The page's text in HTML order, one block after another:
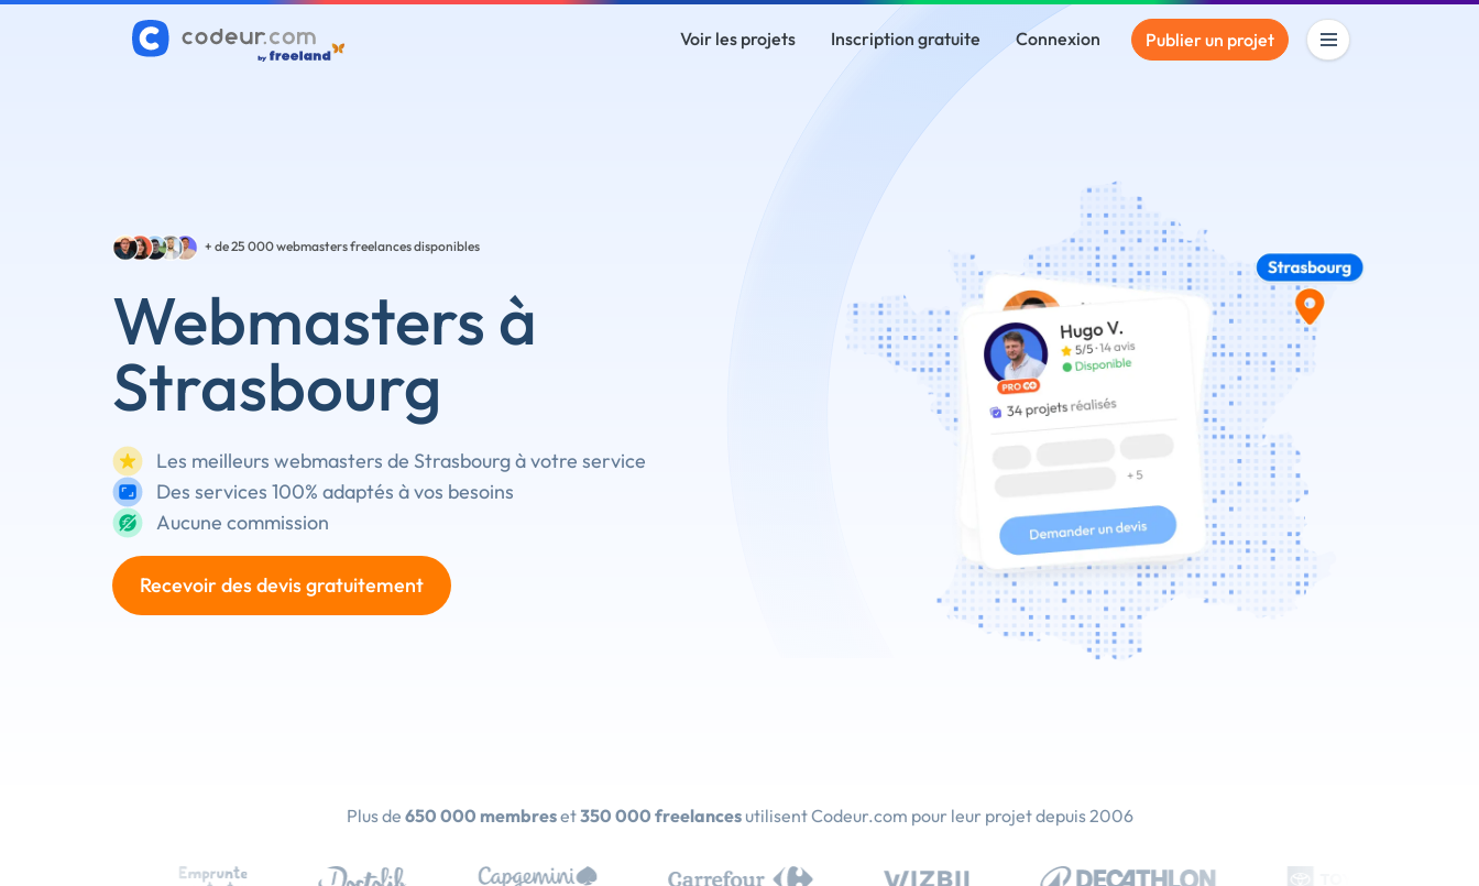
Voir les projets Inscription gratuite Connexion Publier un projet
+ de 25 000webmasters freelances disponibles
Webmasters à
Strasbourg
Les meilleurs webmasters de Strasbourg à votre service
Des services 100% adaptés à vos besoins
Aucune commission
Recevoir des devis gratuitement
Plus de 650 000 membreset350 000 freelancesutilisent Codeur.com pour leur projet depuis 2006